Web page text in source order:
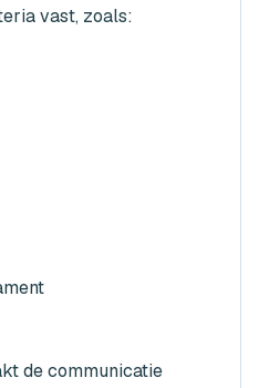
vast, zoals:
de communicatie